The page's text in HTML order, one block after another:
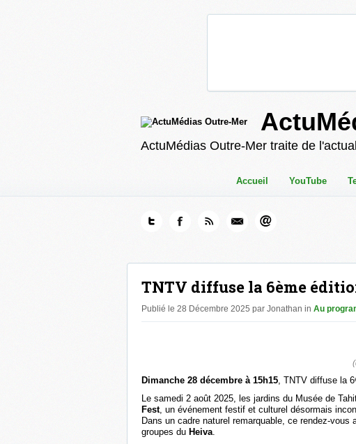
ActuMédias Outre-Mer traite de
Accueil YouTube
TNTV diffuse la 6ème
Publié le 28 Décembre 2025 par Jonathan in Au
Dimanche 28 décembre à 15h15, TNTV diffuse la
Le samedi 2 août 2025, les jardins du Musée de
Fest, un événement festif et culturel désormais
Dans un cadre naturel remarquable, ce rendez-
groupes du Heiva.